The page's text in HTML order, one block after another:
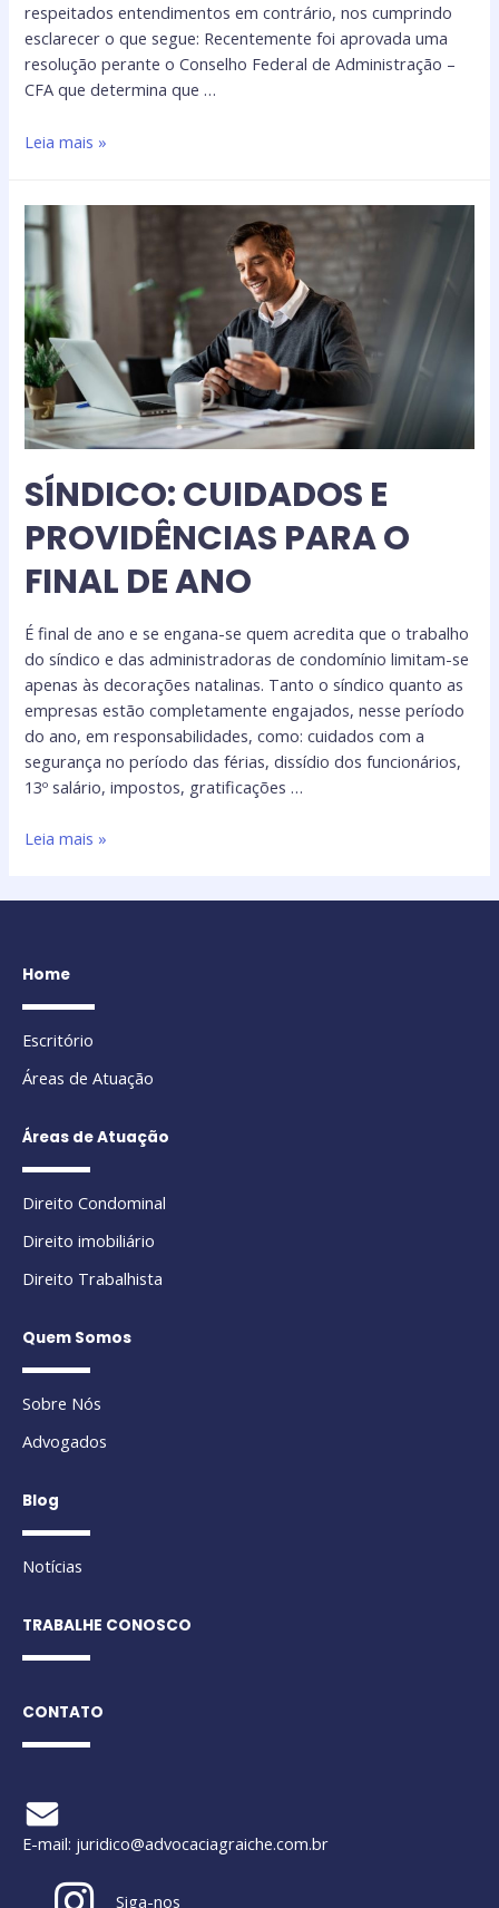
respeitados entendimentos em contrário, nos cumprindo
esclarecer o que segue: Recentemente foi aprovada uma
resolução perante o Conselho Federal de Administração –
CFA que determina que …
Leia mais »
SÍNDICO: CUIDADOS E
PROVIDÊNCIAS PARA O
FINAL DE ANO
É final de ano e se engana-se quem acredita que o trabalho
do síndico e das administradoras de condomínio limitam-se
apenas às decorações natalinas. Tanto o síndico quanto as
empresas estão completamente engajados, nesse período
do ano, em responsabilidades, como: cuidados com a
segurança no período das férias, dissídio dos funcionários,
13º salário, impostos, gratificações …
Leia mais »
Home
Escritório
Áreas de Atuação
Áreas de Atuação
Direito Condominal
Direito imobiliário
Direito Trabalhista
Quem Somos
Sobre Nós
Advogados
Blog
Notícias
TRABALHE CONOSCO
CONTATO
E-mail: juridico@advocaciagraiche.com.br
Siga-nos